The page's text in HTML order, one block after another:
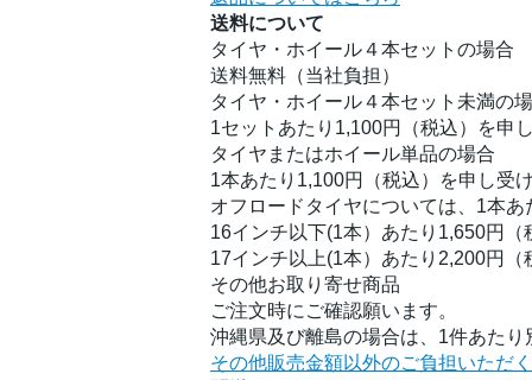
送料について
タイヤ・ホイール４本セットの場合
送料無料（当社負担）
タイヤ・ホイール４本セット未満の
1セットあたり1,100円（税込）を申
タイヤまたはホイール単品の場合
1本あたり1,100円（税込）を申し受
オフロードタイヤについては、1本
16インチ以下(1本）あたり1,650円（
17インチ以上(1本）あたり2,200円（
その他お取り寄せ商品
ご注文時にご確認願います。
沖縄県及び離島の場合は、1件あた
その他販売金額以外のご負担いただ